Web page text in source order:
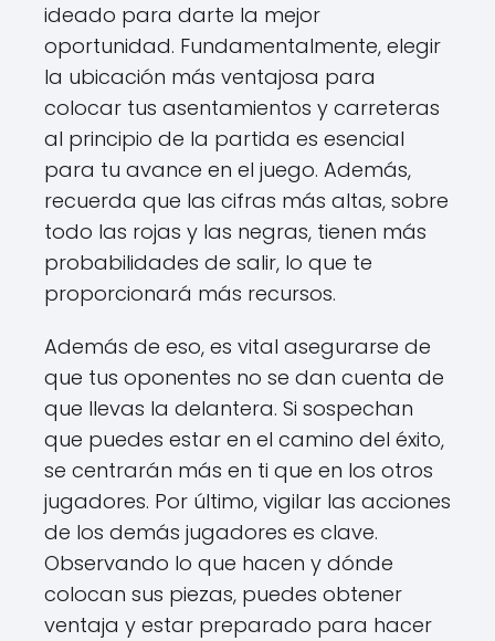
ideado para darte la mejor
oportunidad. Fundamentalmente, elegir
la ubicación más ventajosa para
colocar tus asentamientos y carreteras
al principio de la partida es esencial
para tu avance en el juego. Además,
recuerda que las cifras más altas, sobre
todo las rojas y las negras, tienen más
probabilidades de salir, lo que te
proporcionará más recursos.
Además de eso, es vital asegurarse de
que tus oponentes no se dan cuenta de
que llevas la delantera. Si sospechan
que puedes estar en el camino del éxito,
se centrarán más en ti que en los otros
jugadores. Por último, vigilar las acciones
de los demás jugadores es clave.
Observando lo que hacen y dónde
colocan sus piezas, puedes obtener
ventaja y estar preparado para hacer